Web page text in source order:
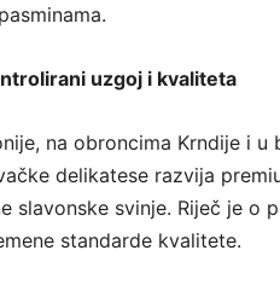
uzgoj i kvaliteta
na obroncima Krndije i
delikatese razvija
slavonske svinje. Riječ je
standarde kvalitete.